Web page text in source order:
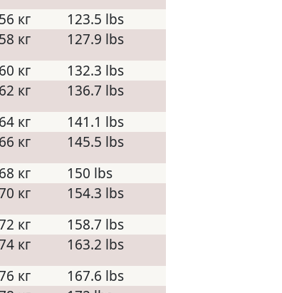
56 кг
123.5 lbs
58 кг
127.9 lbs
60 кг
132.3 lbs
62 кг
136.7 lbs
64 кг
141.1 lbs
66 кг
145.5 lbs
68 кг
150 lbs
кг
154.3 lbs
кг
158.7 lbs
кг
163.2 lbs
кг
167.6 lbs